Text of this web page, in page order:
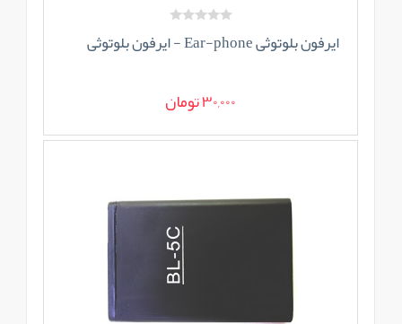
ایرفون بلوتوثی Ear-phone - ایرفون بلوتوثی
30,000 تومان